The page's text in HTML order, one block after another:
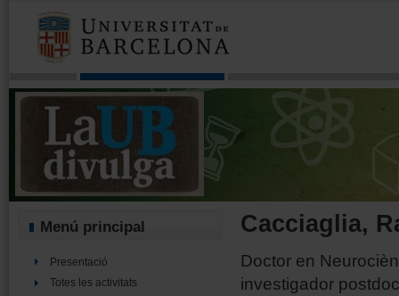
Menú principal
Presentació
Totes les activitats
Cacciaglia,
Doctor en
investigador